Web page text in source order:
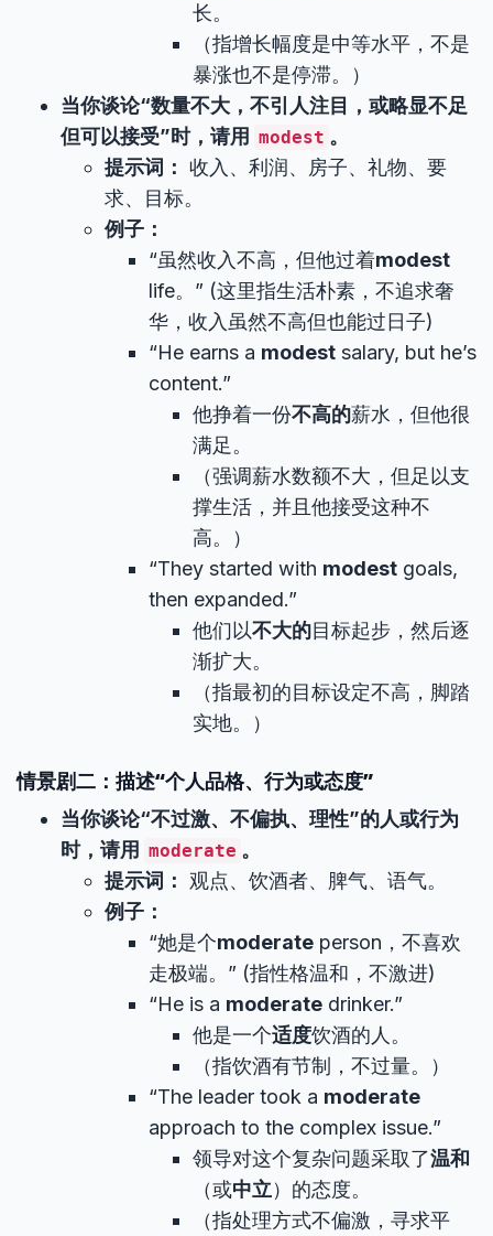
长。
（指增长幅度是中等水平，不是
暴涨也不是停滞。）
当你谈论“数量不大，不引人注目，或略显不足
但可以接受”时，请用 modest 。
提示词： 收入、利润、房子、礼物、要
求、目标。
例子：
“虽然收入不高，但他过着modest
life。” (这里指生活朴素，不追求奢
华，收入虽然不高但也能过日子)
“He earns a modest salary, but he’s
content.”
他挣着一份不高的薪水，但他很
满足。
（强调薪水数额不大，但足以支
撑生活，并且他接受这种不
高。）
“They started with modest goals,
then expanded.”
他们以不大的目标起步，然后逐
渐扩大。
（指最初的目标设定不高，脚踏
实地。）
情景剧二：描述“个人品格、行为或态度”
当你谈论“不过激、不偏执、理性”的人或行为
时，请用 moderate 。
提示词： 观点、饮酒者、脾气、语气。
例子：
“她是个moderate person，不喜欢
走极端。” (指性格温和，不激进)
“He is a moderate drinker.”
他是一个适度饮酒的人。
（指饮酒有节制，不过量。）
“The leader took a moderate
approach to the complex issue.”
领导对这个复杂问题采取了温和
（或中立）的态度。
（指处理方式不偏激，寻求平